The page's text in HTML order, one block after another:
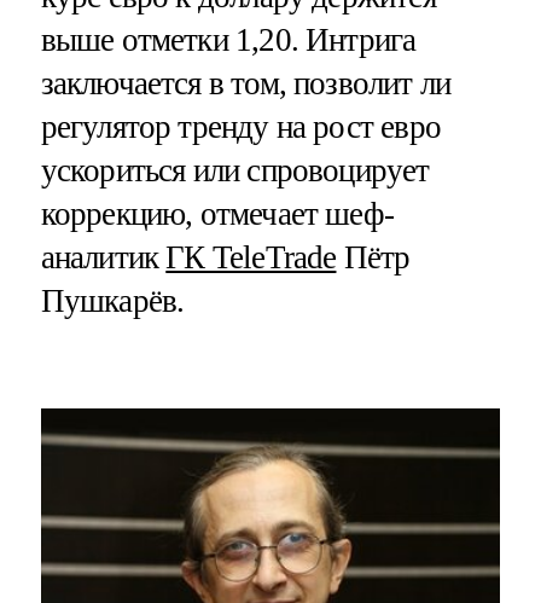
выше отметки 1,20. Интрига
заключается в том, позволит ли
регулятор тренду на рост евро
ускориться или спровоцирует
коррекцию, отмечает шеф-
аналитикГК TeleTrade Пётр
Пушкарёв.